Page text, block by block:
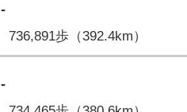
-
736,891歩（392.4km）
-